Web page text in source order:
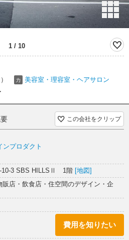
1/ 10
カ 美容室・理容室・ヘアサロン
この会社をクリップ
ンプロダクト
10-3 SBS HILLSⅡ 1階 [地図]
店・飲食店・住空間のデザイン・企
費用を知りたい